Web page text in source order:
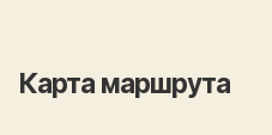
Карта маршрута